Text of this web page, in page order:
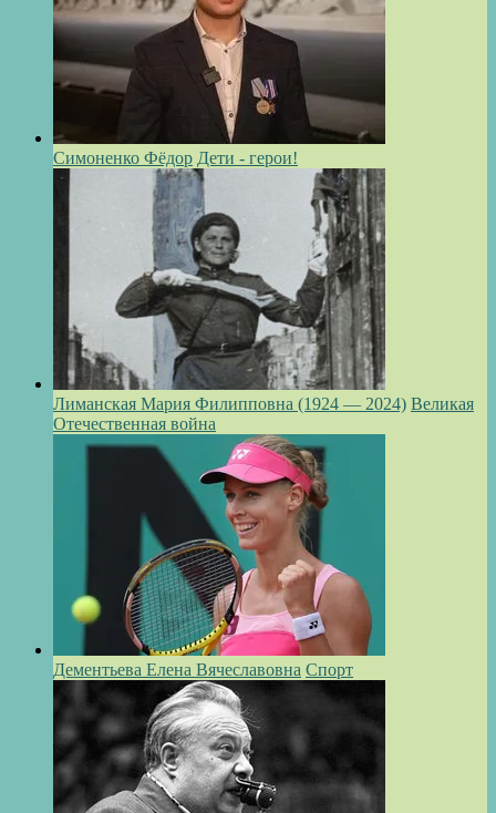
Симоненко Фёдор Дети - герои!
Лиманская Мария Филипповна (1924 — 2024) Великая
Отечественная война
Дементьева Елена Вячеславовна Спорт